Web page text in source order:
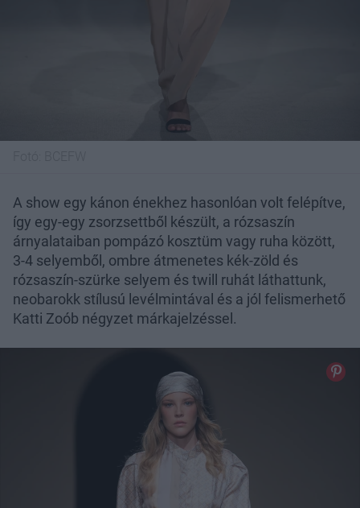
A show egy kánon énekhez hasonlóan volt felépítve,
így egy-egy zsorzsettből készült, a rózsaszín
árnyalataiban pompázó kosztüm vagy ruha között,
3-4 selyemből, ombre átmenetes kék-zöld és
rózsaszín-szürke selyem és twill ruhát láthattunk,
neobarokk stílusú levélmintával és a jól felismerhető
Katti Zoób négyzet márkajelzéssel.